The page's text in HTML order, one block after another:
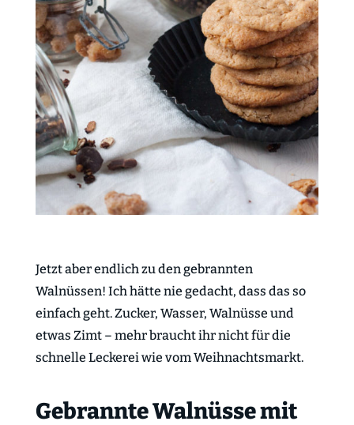
Jetzt aber endlich zu den gebrannten
Walnüssen! Ich hätte nie gedacht, dass das so
einfach geht. Zucker, Wasser, Walnüsse und
etwas Zimt – mehr braucht ihr nicht für die
schnelle Leckerei wie vom Weihnachtsmarkt.
Gebrannte Walnüsse mit